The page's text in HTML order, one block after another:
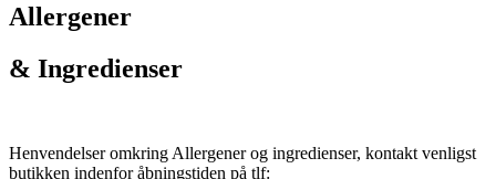
Allergener
& Ingredienser
Henvendelser omkring Allergener og ingredienser, kontakt venligst
butikken indenfor åbningstiden på tlf: